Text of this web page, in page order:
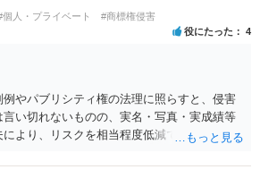
個人・プライベート #商標権侵害
役にたった 4
やパブリシティ権の法理に照らすと、侵害
言い切れないものの、実名・写真・実成績等
より、リスクを相当程度低減できる設計に
裁判で争われた場合に「専ら顧客吸引力の